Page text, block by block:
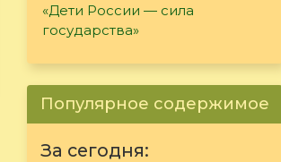
«Дети России — сила
государства»
Популярное содержимое
За сегодня: